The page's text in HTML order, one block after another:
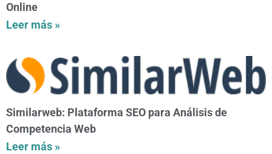
Online
Leer más »
Similarweb: Plataforma SEO para Análisis de
Competencia Web
Leer más »